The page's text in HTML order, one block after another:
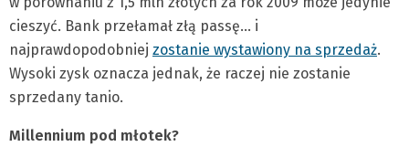
cieszyć. Bank przełamał złą passę… i
najprawdopodobniej zostanie wystawiony na sprzedaż.
Wysoki zysk oznacza jednak, że raczej nie zostanie
sprzedany tanio.
Millennium pod młotek?